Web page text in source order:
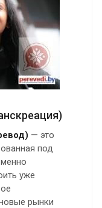
— это
под
уже
рынки